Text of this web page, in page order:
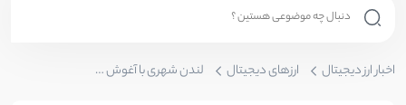
اخبار ارز دیجیتال ارزهای دیجیتال لندن شهری با آغوش باز برای تجارت با ارزهای دیجیتال